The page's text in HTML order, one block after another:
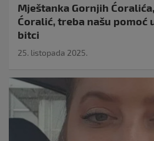
Mještanka Gornjih
Ćoralić, treba našu pomoć
bitci
25. listopada 2025.